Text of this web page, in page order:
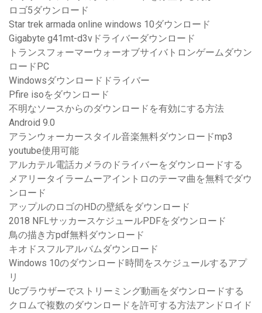
ロゴ5ダウンロード
Star trek armada online windows 10ダウンロード
Gigabyte g41mt-d3vドライバーダウンロード
トランスフォーマーウォーオブサイバトロンゲームダウン
ロードPC
Windowsダウンロードドライバー
Pfire isoをダウンロード
不明なソースからのダウンロードを有効にする方法
Android 9.0
アランウォーカースタイル音楽無料ダウンロードmp3
youtube使用可能
アルカテル電話カメラのドライバーをダウンロードする
メアリータイラームーアイントロのテーマ曲を無料でダウ
ンロード
アップルのロゴのHDの壁紙をダウンロード
2018 NFLサッカースケジュールPDFをダウンロード
鳥の描き方pdf無料ダウンロード
キオドスフルアルバムダウンロード
Windows 10のダウンロード時間をスケジュールするアプ
リ
Ucブラウザーでストリーミング動画をダウンロードする
クロムで複数のダウンロードを許可する方法アンドロイド